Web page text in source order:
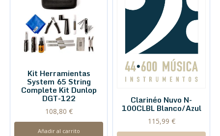
Kit Herramientas
System 65 String
Complete Kit Dunlop
DGT-122
108,80 €
Añadir al carrito
Clarinéo Nuvo N-
100CLBL Blanco/Azul
115,99 €